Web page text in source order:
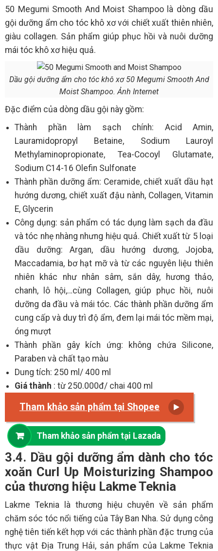
50 Megumi Smooth And Moist Shampoo là dòng dầu
gội dưỡng ẩm cho tóc khô xơ với chiết xuất thiên nhiên,
giàu collagen. Sản phẩm giúp phục hồi và nuôi dưỡng
mái tóc khô xơ hiệu quả.
Dầu gội dưỡng ẩm cho tóc khô xơ 50 Megumi Smooth And
Moist Shampoo. Ảnh Internet
Đặc điểm của dòng dầu gội này gồm:
Thành phần làm sạch chính: Acid Amin,
Lauramidopropyl Betaine, Sodium Lauroyl
Methylaminopropionate, Tea-Cocoyl Glutamate,
Sodium C14-16 Olefin Sulfonate
Thành phần dưỡng ẩm: Ceramide, chiết xuất dầu hạt
hướng dương, chiết xuất đậu nành, Collagen, Vitamin
E, Glycerin
Công dụng: sản phẩm có tác dụng làm sạch da đầu
và tóc nhẹ nhàng nhưng hiệu quả. Chiết xuất từ 5 loại
dầu dưỡng: Argan, dầu hướng dương, Jojoba,
Maccadamia, bơ hạt mỡ và từ các nguyên liệu thiên
nhiên khác như nhân sâm, sắn dây, hương thảo,
chanh, lô hội,…cùng Collagen, giúp phục hồi, nuôi
dưỡng da đầu và mái tóc. Các thành phần dưỡng ẩm
cung cấp và duy trì độ ẩm, đem lại mái tóc mềm mại,
óng mượt
Thành phần gây kích ứng: không chứa Silicone,
Paraben và chất tạo màu
Dung tích: 250 ml/ 400 ml
Giá thành : từ 250.000đ/ chai 400 ml
Tham khảo sản phẩm tại Shopee
Tham khảo sản phẩm tại Lazada
3.4. Dầu gội dưỡng ẩm dành cho tóc
xoăn Curl Up Moisturizing Shampoo
của thương hiệu Lakme Teknia
Lakme Teknia là thương hiệu chuyên về sản phẩm
chăm sóc tóc nổi tiếng của Tây Ban Nha. Sử dụng công
nghệ tiên tiến kết hợp với các thành phần đặc trưng của
thực vật Địa Trung Hải, sản phẩm của Lakme Teknia